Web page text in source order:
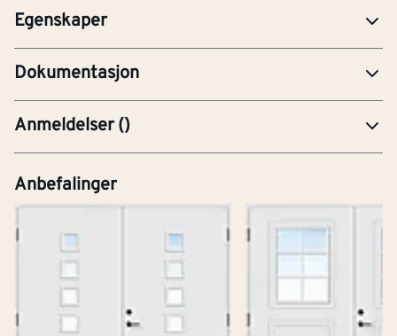
Egenskaper
Dokumentasjon
YTE-Ytelseserklæring (CE-merking)
Anmeldelser()
Anbefalinger